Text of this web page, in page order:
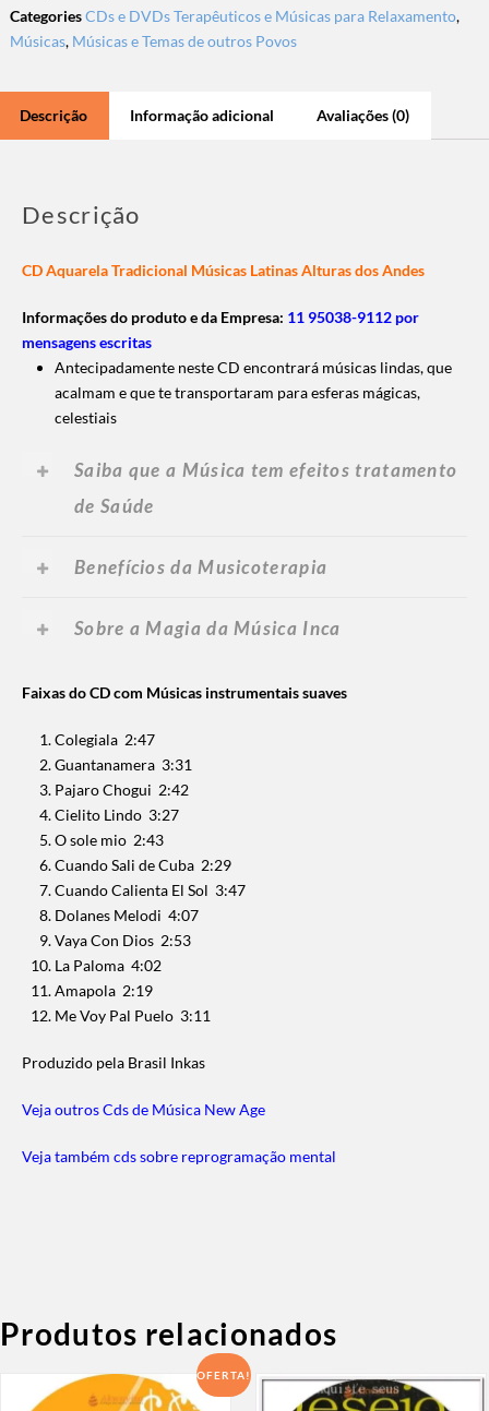
CategoriesCDs e DVDs Terapêuticos e Músicas para Relaxamento,
Músicas, Músicas e Temas de outros Povos
Descrição Informação adicional Avaliações (0)
Descrição
CD Aquarela Tradicional Músicas Latinas Alturas dos Andes
Informações do produto e da Empresa: 11 95038-9112 por
mensagens escritas
Antecipadamente neste CD encontrará músicas lindas, que
acalmam e que te transportaram para esferas mágicas,
celestiais
Saiba que a Música tem efeitos tratamento
de Saúde
Benefícios da Musicoterapia
Sobre a Magia da Música Inca
Faixas do CD com Músicas instrumentais suaves
Colegiala 2:47
Guantanamera 3:31
Pajaro Chogui 2:42
Cielito Lindo 3:27
O sole mio 2:43
Cuando Sali de Cuba 2:29
Cuando Calienta El Sol 3:47
Dolanes Melodi 4:07
Vaya Con Dios 2:53
La Paloma 4:02
Amapola 2:19
Me Voy Pal Puelo 3:11
Produzido pela Brasil Inkas
Veja outros Cds de Música New Age
Veja também cds sobre reprogramação mental
Produtos relacionados
OFERTA!